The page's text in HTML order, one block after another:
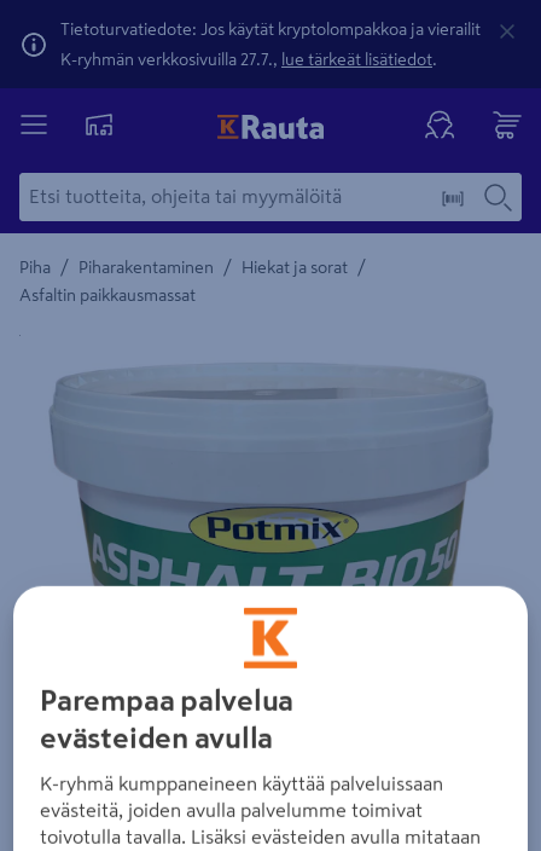
Tietoturvatiedote: Jos käytät kryptolompakkoa ja vierailit
K-ryhmän verkkosivuilla 27.7., lue tärkeät lisätiedot.
Piha / Piharakentaminen / Hiekat ja sorat /
Asfaltin paikkausmassat
Yksityiskohtainen kuvaus löytyy Tuotteen kuvaus -
Parempaa palvelua
evästeiden avulla
K-ryhmä kumppaneineen käyttää palveluissaan
evästeitä, joiden avulla palvelumme toimivat
toivotulla tavalla. Lisäksi evästeiden avulla mitataan